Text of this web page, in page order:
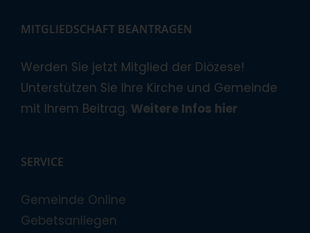
MITGLIEDSCHAFT BEANTRAGEN
Werden Sie jetzt Mitglied der Diözese!
Unterstützen Sie Ihre Kirche und Gemeinde
mit Ihrem Beitrag. Weitere Infos hier
SERVICE
Gemeinde Online
Gebetsanliegen